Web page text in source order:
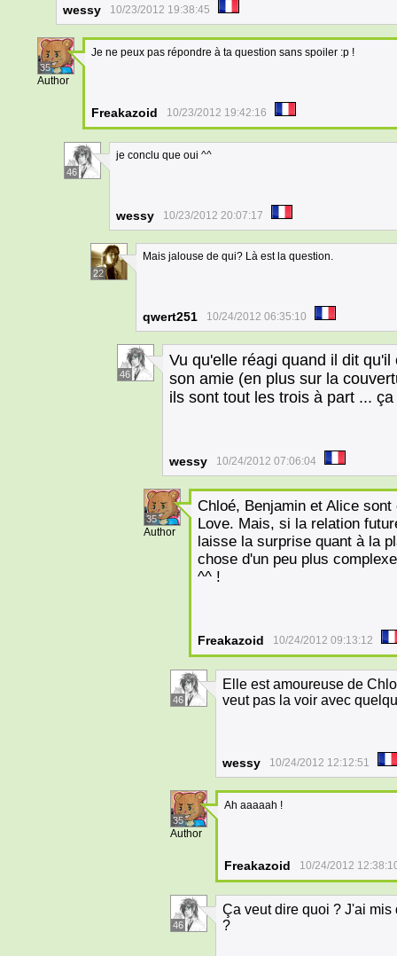
wessy 10/23/2012 19:38:45
35
Author
Je ne peux pas répondre à ta question sans spoiler :p !
Freakazoid 10/23/2012 19:42:16
46
je conclu que oui ^^
wessy 10/23/2012 20:07:17
22
Mais jalouse de qui? Là est la question.
qwert251 10/24/2012 06:35:10
46
Vu qu'elle réagi quand il dit
son amie (en plus sur la
ils sont tout les trois à part ...
wessy 10/24/2012 07:06:04
35
Author
Chloé, Benjamin et Alice
Love. Mais, si la relation
laisse la surprise quant à la
chose d'un peu plus
^^ !
Freakazoid 10/24/2012 09:13:12
46
Elle est amoureuse de
veut pas la voir avec
wessy 10/24/2012 12:12:51
35
Author
Ah aaaaah !
Freakazoid 10/24/2012
46
Ça veut dire quoi ? J'ai
?